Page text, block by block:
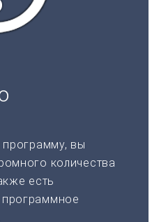
программу, вы
количества
есть